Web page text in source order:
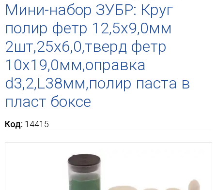
Мини-набор ЗУБР: Круг
полир фетр 12,5x9,0мм
2шт,25х6,0,тверд фетр
10х19,0мм,оправка
d3,2,L38мм,полир паста в
пласт боксе
Код: 14415